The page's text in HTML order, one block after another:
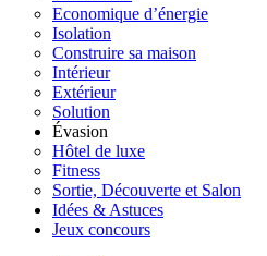
Economique d’énergie
Isolation
Construire sa maison
Intérieur
Extérieur
Solution
Évasion
Hôtel de luxe
Fitness
Sortie, Découverte et Salon
Idées & Astuces
Jeux concours